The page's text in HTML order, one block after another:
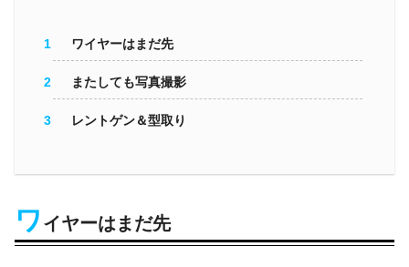
ワイヤーはまだ先
またしても写真撮影
レントゲン＆型取り
ワ イヤーはまだ先